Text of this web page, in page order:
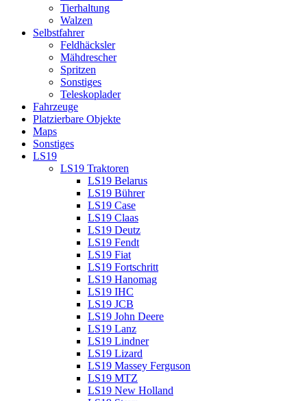
Tierhaltung
Walzen
Selbstfahrer
Feldhäcksler
Mähdrescher
Spritzen
Sonstiges
Teleskoplader
Fahrzeuge
Platzierbare Objekte
Maps
Sonstiges
LS19
LS19 Traktoren
LS19 Belarus
LS19 Bührer
LS19 Case
LS19 Claas
LS19 Deutz
LS19 Fendt
LS19 Fiat
LS19 Fortschritt
LS19 Hanomag
LS19 IHC
LS19 JCB
LS19 John Deere
LS19 Lanz
LS19 Lindner
LS19 Lizard
LS19 Massey Ferguson
LS19 MTZ
LS19 New Holland